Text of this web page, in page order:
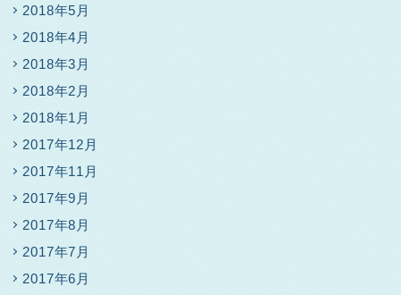
2018年5月
2018年4月
2018年3月
2018年2月
2018年1月
2017年12月
2017年11月
2017年9月
2017年8月
2017年7月
2017年6月